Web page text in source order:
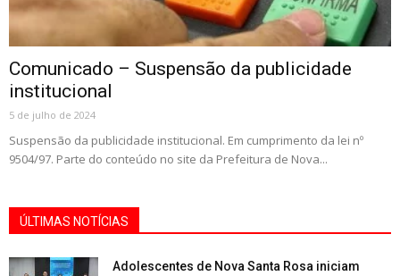
Comunicado – Suspensão da publicidade
institucional
5 de julho de 2024
Suspensão da publicidade institucional. Em cumprimento da lei nº
9504/97. Parte do conteúdo no site da Prefeitura de Nova...
ÚLTIMAS NOTÍCIAS
Adolescentes de Nova Santa Rosa iniciam